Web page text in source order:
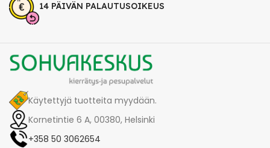
14 PÄIVÄN PALAUTUSOIKEUS
Käytettyjä tuotteita myydään.
Kornetintie 6 A, 00380, Helsinki
+358 50 3062654